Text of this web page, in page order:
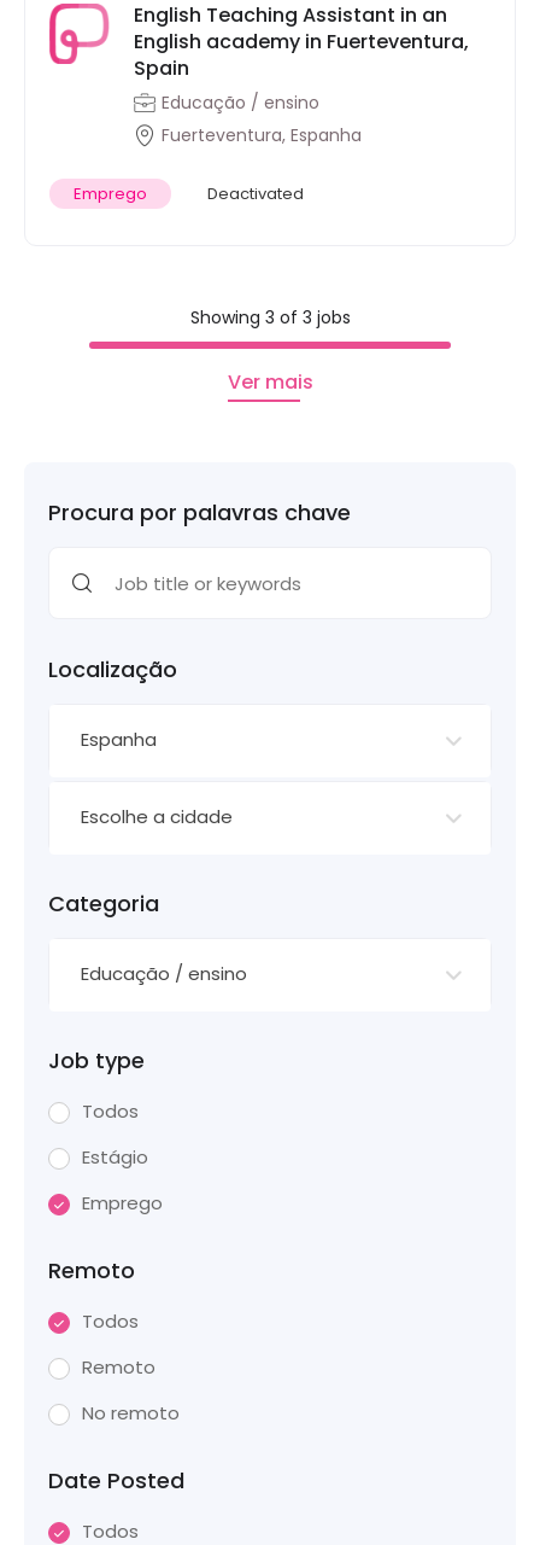
Procura por palavras chave
Localização
Espanha
Escolhe a cidade
Categoria
Educação / ensino
Job type
Todos
Estágio
Emprego
Remoto
Todos
Remoto
No remoto
Date Posted
Todos
English Teaching Assistant in an
English academy in Fuerteventura,
Spain
Educação / ensino
Fuerteventura, Espanha
Emprego Deactivated
Showing 3 of 3 jobs
Ver mais